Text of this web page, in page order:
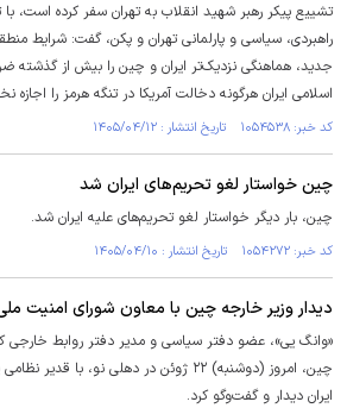
تشییع پیکر رهبر شهید انقلاب به تهران سفر کرده است، با
راهبردی، سیاسی و پارلمانی تهران و پکن، گفت: شرایط
جدید، هماهنگی نزدیک‌تر ایران و چین را بیش از گذشته
اسلامی ایران هرگونه دخالت آمریکا در تنگه هرمز را اجازه
کد خبر: ۱۰۵۴۵۳۸ تاریخ انتشار : ۱۴۰۵/۰۴/۱۲
چین خواستار لغو تحریم‌های ایران شد
چین، بار دیگر خواستار لغو تحریم‌های علیه ایران شد.
کد خبر: ۱۰۵۴۲۷۲ تاریخ انتشار : ۱۴۰۵/۰۴/۱۰
دیدار وزیر خارجه چین با معاون شورای امنیت
«وانگ یی»، عضو دفتر سیاسی و مدیر دفتر روابط
چین، امروز (دوشنبه) ۲۲ ژوئن در دهلی نو،
ایران دیدار و گفت‌وگو کرد.